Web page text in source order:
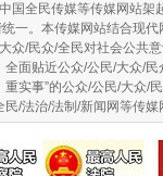
国全民传媒等传媒网站
一。本传媒网站结合现
众/民众/全民对社会公共
面贴近公众/公民/大众/
重实事”的公众/公民/大众/
/法治/法制/新闻网等传媒